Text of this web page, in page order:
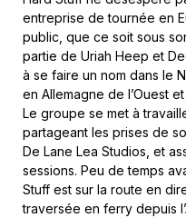
entreprise de tournée en
public, que ce soit sous
partie de Uriah Heep et
à se faire un nom dans le
en Allemagne de l’Ouest
Le groupe se met à
partageant les prises de
De Lane Lea Studios, et
sessions. Peu de temps
Stuff est sur la route en
traversée en ferry depuis